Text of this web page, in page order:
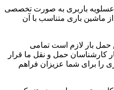
باربری به صورت تخصصی
ماشین باری متناسب با آن
بار لازم است تمامی
کارشناسان حمل و نقل ما قرار
را برای شما عزیزان فراهم